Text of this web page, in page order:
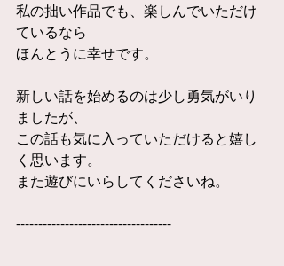
私の拙い作品でも、楽しんでいただけ
ているなら
ほんとうに幸せです。
新しい話を始めるのは少し勇気がいり
ましたが、
この話も気に入っていただけると嬉し
く思います。
また遊びにいらしてくださいね。
-----------------------------------